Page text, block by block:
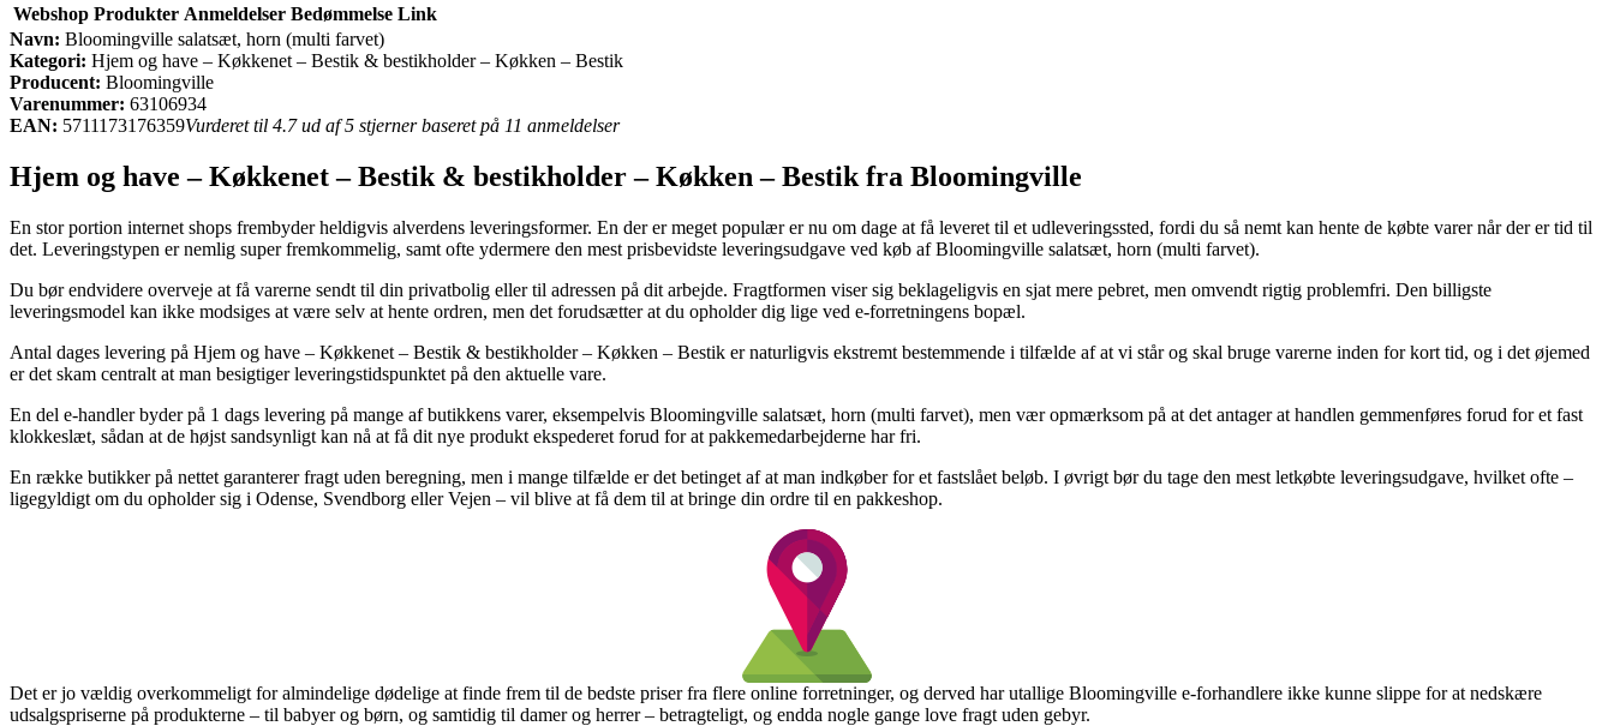
Webshop Produkter Anmeldelser Bedømmelse Link
Navn: Bloomingville salatsæt, horn (multi farvet)
Kategori: Hjem og have – Køkkenet – Bestik & bestikholder – Køkken – Bestik
Producent: Bloomingville
Varenummer: 63106934
EAN: 5711173176359Vurderet til 4.7 ud af 5 stjerner baseret på 11 anmeldelser
Hjem og have – Køkkenet – Bestik & bestikholder – Køkken – Bestik fra Bloomingville
En stor portion internet shops frembyder heldigvis alverdens leveringsformer. En der er meget populær er nu om dage at få leveret til et udleveringssted, fordi du så nemt kan hente de købte varer når der er tid til
det. Leveringstypen er nemlig super fremkommelig, samt ofte ydermere den mest prisbevidste leveringsudgave ved køb af Bloomingville salatsæt, horn (multi farvet).
Du bør endvidere overveje at få varerne sendt til din privatbolig eller til adressen på dit arbejde. Fragtformen viser sig beklageligvis en sjat mere pebret, men omvendt rigtig problemfri. Den billigste
leveringsmodel kan ikke modsiges at være selv at hente ordren, men det forudsætter at du opholder dig lige ved e-forretningens bopæl.
Antal dages levering på Hjem og have – Køkkenet – Bestik & bestikholder – Køkken – Bestik er naturligvis ekstremt bestemmende i tilfælde af at vi står og skal bruge varerne inden for kort tid, og i det øjemed
er det skam centralt at man besigtiger leveringstidspunktet på den aktuelle vare.
En del e-handler byder på 1 dags levering på mange af butikkens varer, eksempelvis Bloomingville salatsæt, horn (multi farvet), men vær opmærksom på at det antager at handlen gemmenføres forud for et fast
klokkeslæt, sådan at de højst sandsynligt kan nå at få dit nye produkt ekspederet forud for at pakkemedarbejderne har fri.
En række butikker på nettet garanterer fragt uden beregning, men i mange tilfælde er det betinget af at man indkøber for et fastslået beløb. I øvrigt bør du tage den mest letkøbte leveringsudgave, hvilket ofte –
ligegyldigt om du opholder sig i Odense, Svendborg eller Vejen – vil blive at få dem til at bringe din ordre til en pakkeshop.
Det er jo vældig overkommeligt for almindelige dødelige at finde frem til de bedste priser fra flere online forretninger, og derved har utallige Bloomingville e-forhandlere ikke kunne slippe for at nedskære
udsalgspriserne på produkterne – til babyer og børn, og samtidig til damer og herrer – betragteligt, og endda nogle gange love fragt uden gebyr.